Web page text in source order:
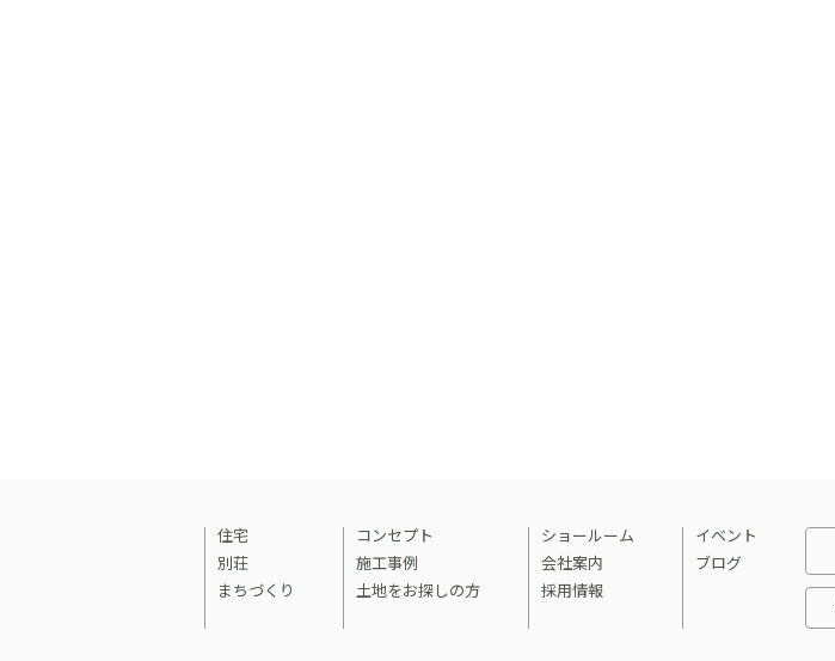
住宅
別荘
まちづくり
コンセプト
施工事例
土地をお探しの方
ショールーム
会社案内
採用情報
イベント
ブログ